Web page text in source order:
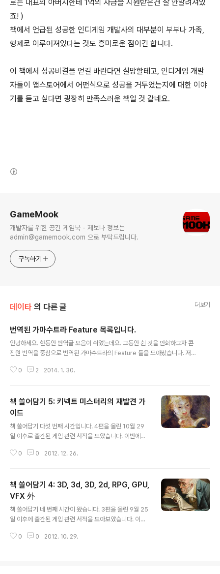
로는 대표의 아버지한테 1억의 자금을 지원받은건 잘 안알려져있
죠! )
책에서 언급된 성공한 인디게임 개발사의 대부분이 부부나 가족,
형제로 이루어져있다는 것도 흥미로운 점이긴 합니다.
이 책에서 성공비결을 얻길 바란다면 실망할테고, 인디게임 개발
자들이 앱스토어에서 어떤식으로 성공을 거두었는지에 대한 이야
기를 듣고 싶다면 굉장히 만족스러운 책일 것 같네요.
GameMook
개발자를 위한 공간 게임묵 - 제보나 정보는
admin@gamemook.com 으로 부탁드립니다.
구독하기
데이타 의 다른 글 더보기
번역된 가마수트라 Feature 목록입니다.
안녕하세요. 한동안 번역글 모음이 쉬었는데요. 그동안 쉰 것을 만회하고자 콘
진원 번역을 중심으로 번역된 가마수트라의 Feature 들을 모아봤습니다. 저번
라서요. 구글독스에 올려서 공유를 합니다. 번역된 가마수트라 Featurelist Fe
글독스나 여기 리플로 알려주세요. 콘진원 글에 pdf 링크가 깨진 글들이 좀 있
습니다. 구글로 검색하셔서 적당히 잘 받으시면 됩니다. 번역된 글들의 논의를
보고 싶으시다면 원문 링크를 봐서 서양 개발자들이 어떤 리플을 달았나 보시면
도움이 ..
0 2 2014. 1. 30.
책 쓸어담기 5: 키넥트 미스터리의 재발견 가
이드
책 쓸어담기 다섯 번째 시간입니다. 4편을 올린 10월 29
일 이후로 출간된 게임 관련 서적을 모았습니다. 이번에도
목이 게슈탈트 붕괴를 일으키는 가운데, 키넥트 프로그래
디 붕괴를 피하고 좋은 책 발견하실 수 있길 바랍니다. (...)
여간 어떤 책들이 나왔는지 한 번 둘러보시지요. (책 소개는
출판사의 책 소개를 가져왔으며 순서는 출간일 순서입니
다. 이 목록은 게임묵이 추천하는 책이 아니며 단순히 출간
스북 게임 앱 개발- 간단한 슈팅 게임부터 횡 스크롤 액션
0 0 2012. 12. 26.
책 쓸어담기 4: 3D, 3d, 3D, 2d, RPG, GPU,
VFX 外
책 쓸어담기 네 번째 시간이 왔습니다. 3편을 올린 9월 25
일 이후에 출간된 게임 관련 서적을 모아보았습니다. 이번
한편, 조금 특이한 책들도 보입니다. 특히 RPG 만들기를
0 0 2012. 10. 29.